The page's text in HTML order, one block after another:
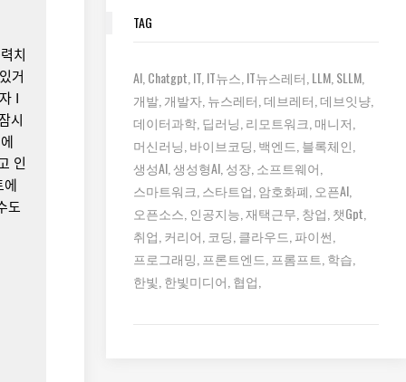
치
거
I
시
인
에
도
TAG
AI Chatgpt IT IT뉴스 IT뉴스레터 LLM SLLM
개발 개발자 뉴스레터 데브레터 데브잇냥
데이터과학 딥러닝 리모트워크 매니저
머신러닝 바이브코딩 백엔드 블록체인
생성AI 생성형AI 성장 소프트웨어
스마트워크 스타트업 암호화폐 오픈AI
오픈소스 인공지능 재택근무 창업 챗gpt
취업 커리어 코딩 클라우드 파이썬
프로그래밍 프론트엔드 프롬프트 학습
한빛 한빛미디어 협업